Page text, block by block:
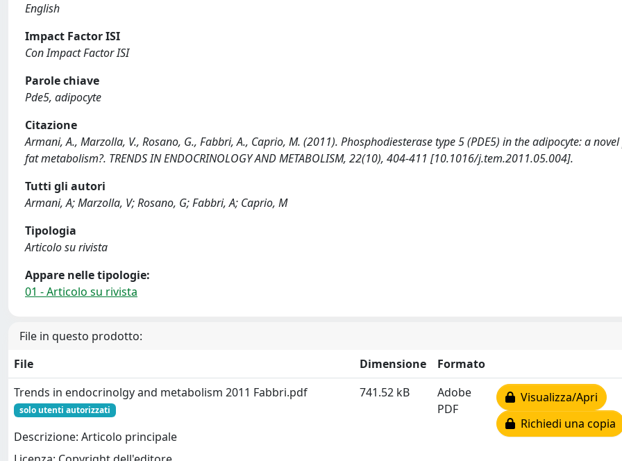
English
Impact Factor ISI
Con Impact Factor ISI
Parole chiave
Pde5, adipocyte
Citazione
Armani, A., Marzolla, V., Rosano, G., Fabbri, A., Caprio, M. (2011). Phosphodiesterase type 5 (PDE5) in the adipocyte: a
fat metabolism?. TRENDS IN ENDOCRINOLOGY AND METABOLISM, 22(10), 404-411 [10.1016/j.tem.2011.05.004].
Tutti gli autori
Armani, A; Marzolla, V; Rosano, G; Fabbri, A; Caprio, M
Tipologia
Articolo su rivista
Appare nelle tipologie:
01 - Articolo su rivista
File in questo prodotto:
File
Dimensione
Formato
Trends in endocrinolgy and metabolism 2011 Fabbri.pdf
solo utenti autorizzati
Descrizione: Articolo principale
741.52 kB
Adobe
PDF
Visualizza/Apri
Richiedi una copia